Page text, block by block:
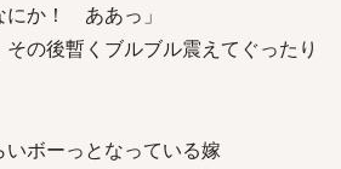
にか！ ああっ」
の後暫くブルブル震えてぐったり
ボーっとなっている嫁